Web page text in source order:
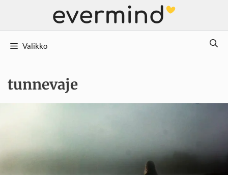
Valikko
tunnevaje